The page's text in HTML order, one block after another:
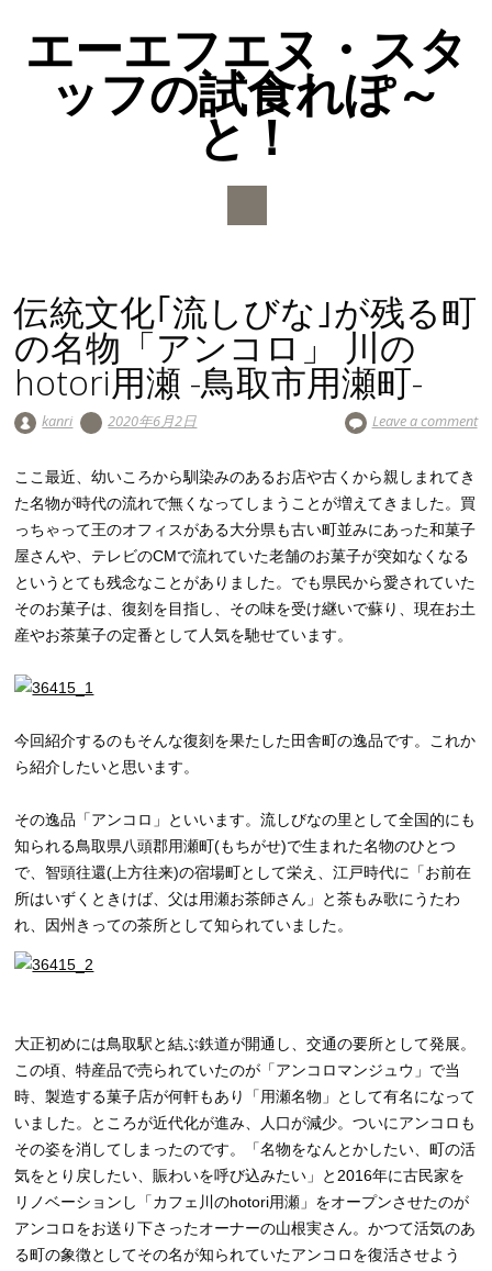
エーエフエヌ・スタ
ッフの試食れぽ～
と！
伝統文化｢流しびな｣が残る町
の名物「アンコロ」 川の
hotori用瀬 -鳥取市用瀬町-
kanri 2020年6月2日 Leave a comment
ここ最近、幼いころから馴染みのあるお店や古くから親しまれてき
た名物が時代の流れで無くなってしまうことが増えてきました。買
っちゃって王のオフィスがある大分県も古い町並みにあった和菓子
屋さんや、テレビのCMで流れていた老舗のお菓子が突如なくなる
というとても残念なことがありました。でも県民から愛されていた
そのお菓子は、復刻を目指し、その味を受け継いで蘇り、現在お土
産やお茶菓子の定番として人気を馳せています。
今回紹介するのもそんな復刻を果たした田舎町の逸品です。これか
ら紹介したいと思います。
その逸品「アンコロ」といいます。流しびなの里として全国的にも
知られる鳥取県八頭郡用瀬町(もちがせ)で生まれた名物のひとつ
で、智頭往還(上方往来)の宿場町として栄え、江戸時代に「お前在
所はいずくときけば、父は用瀬お茶師さん」と茶もみ歌にうたわ
れ、因州きっての茶所として知られていました。
大正初めには鳥取駅と結ぶ鉄道が開通し、交通の要所として発展。
この頃、特産品で売られていたのが「アンコロマンジュウ」で当
時、製造する菓子店が何軒もあり「用瀬名物」として有名になって
いました。ところが近代化が進み、人口が減少。ついにアンコロも
その姿を消してしまったのです。「名物をなんとかしたい、町の活
気をとり戻したい、賑わいを呼び込みたい」と2016年に古民家を
リノベーションし「カフェ川のhotori用瀬」をオープンさせたのが
アンコロをお送り下さったオーナーの山根実さん。かつて活気のあ
る町の象徴としてその名が知られていたアンコロを復活させよう